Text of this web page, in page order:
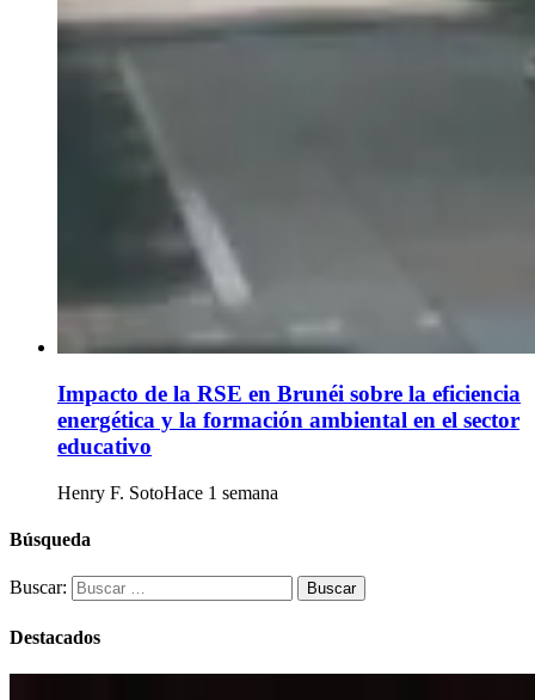
Impacto de la RSE en Brunéi sobre la eficiencia
energética y la formación ambiental en el sector
educativo
Henry F. SotoHace 1 semana
Búsqueda
Buscar:
Destacados